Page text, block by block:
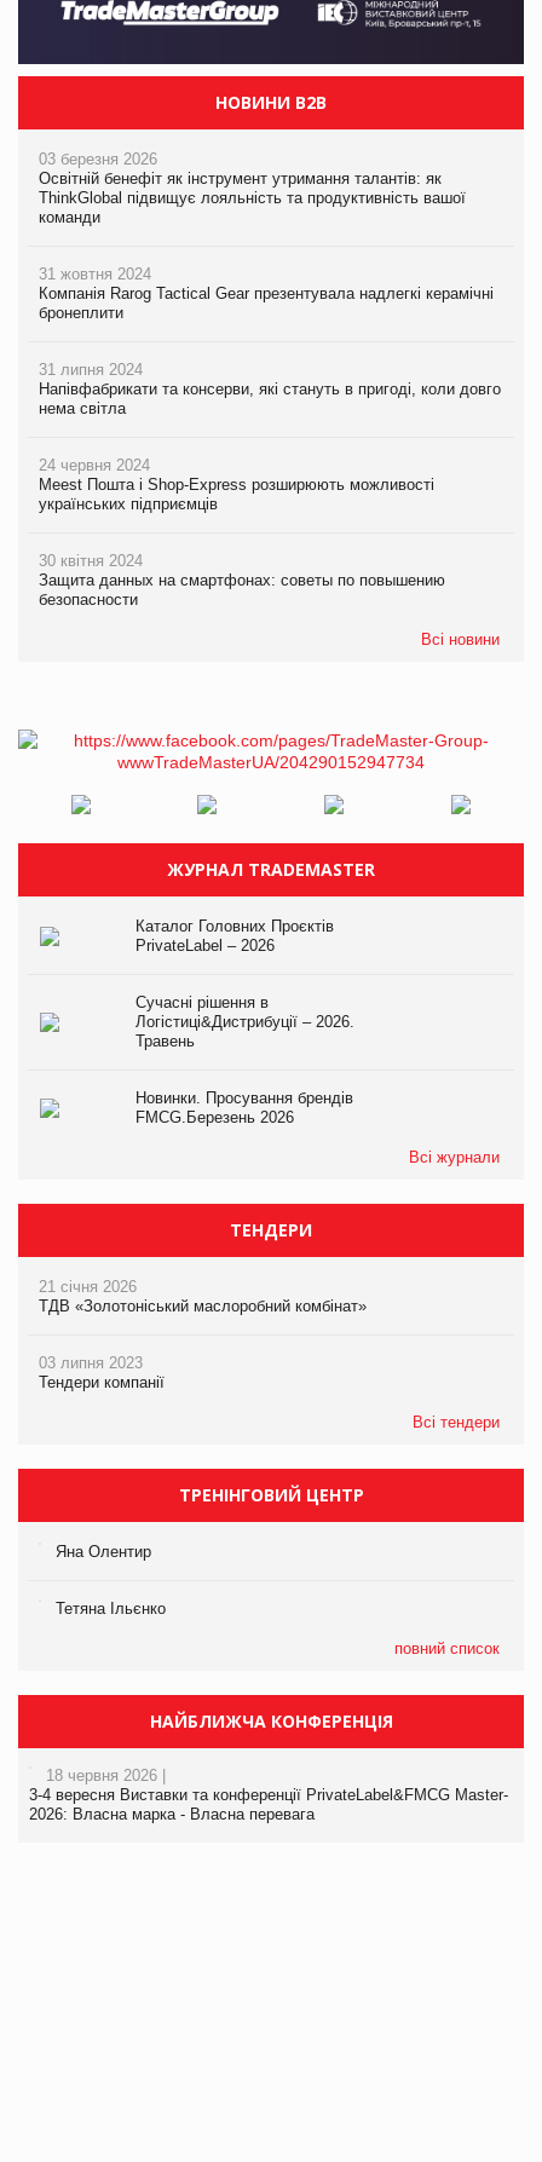
НОВИНИ B2B
03 березня 2026
Освітній бенефіт як інструмент утримання талантів: як
ThinkGlobal підвищує лояльність та продуктивність вашої
команди
31 жовтня 2024
Компанія Rarog Tactical Gear презентувала надлегкі керамічні
бронеплити
31 липня 2024
Напівфабрикати та консерви, які стануть в пригоді, коли довго
нема світла
24 червня 2024
Meest Пошта і Shop-Express розширюють можливості
українських підприємців
30 квітня 2024
Защита данных на смартфонах: советы по повышению
безопасности
Всі новини
ЖУРНАЛ TRADEMASTER
Каталог Головних Проєктів
PrivateLabel – 2026
Сучасні рішення в
Логістиці&Дистрибуції – 2026.
Травень
Новинки. Просування брендів
FMCG.Березень 2026
Всі журнали
ТЕНДЕРИ
21 січня 2026
ТДВ «Золотоніський маслоробний комбінат»
03 липня 2023
Тендери компанії
Всі тендери
ТРЕНІНГОВИЙ ЦЕНТР
Яна Олентир
Тетяна Ільєнко
повний список
НАЙБЛИЖЧА КОНФЕРЕНЦІЯ
18 червня 2026 |
3-4 вересня Виставки та конференції PrivateLabel&FMCG Master-
2026: Власна марка - Власна перевага